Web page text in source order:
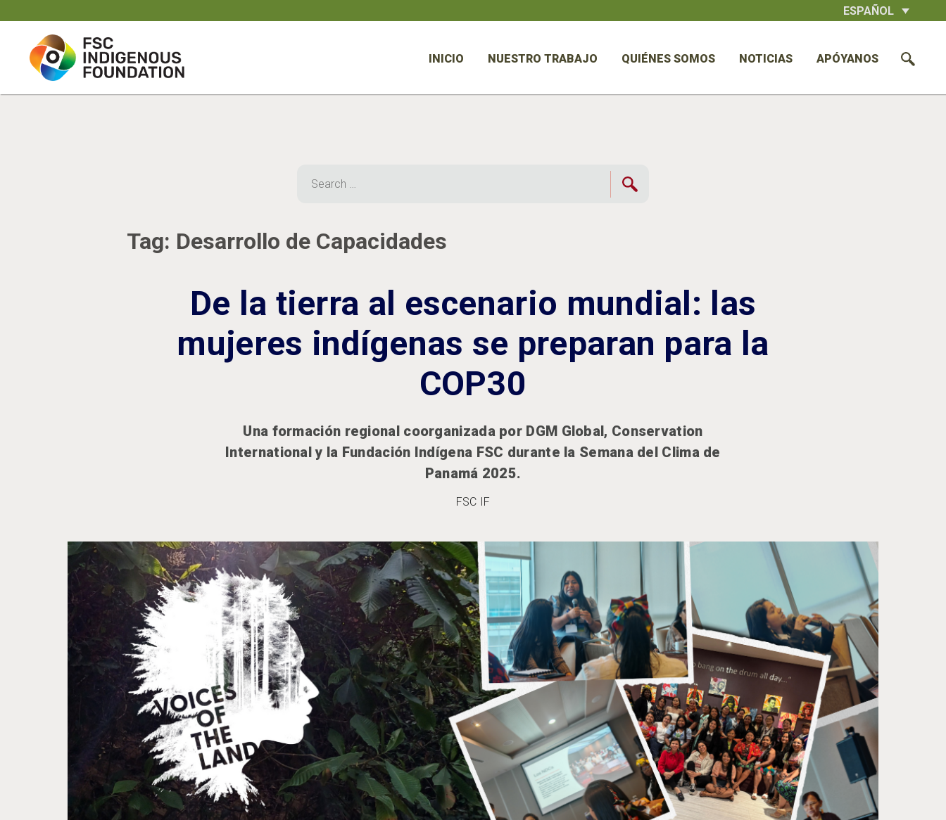
to
ESPAÑOL
INICIO NUESTRO TRABAJO QUIÉNES SOMOS NOTICIAS APÓYANOS
for:
Tag: Desarrollo de Capacidades
De la tierra al escenario mundial: las
mujeres indígenas se preparan para la
COP30
Una formación regional coorganizada por DGM Global, Conservation
International y la Fundación Indígena FSC durante la Semana del Clima de
Panamá 2025.
FSC IF